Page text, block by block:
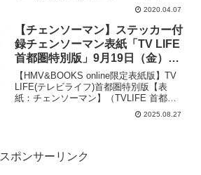
で登場！凛とした顔立ち、鍛え上げられ
た肉体を、原型製作：もかまる（エムア
イシー）が渾身の造形で表現していま
す。特徴的な...
2020.04.07
【チェンソーマン】ステッカー付
録チェンソーマン表紙「TV LIFE
首都圏特別版」9月19日（金）発
売。HMV ＆ BOOKS online限
定。
【HMV&BOOKS online限定表紙版】TV
LIFE(テレビライフ)首都圏特別版【表
紙：チェンソーマン】（TVLIFE 首都圏
版 2025年 11月 2日号別冊）参考価格650
円（税込）発売予定日2025年9月19日出
2025.08.27
スポンサーリンク